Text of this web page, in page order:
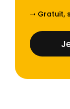
➝ Gratuit,